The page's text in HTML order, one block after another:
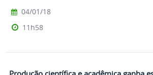
04/01/18
11h58